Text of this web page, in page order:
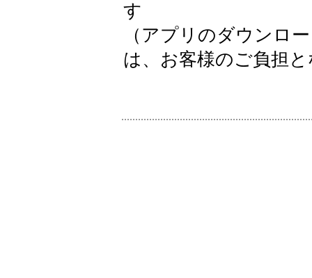
す
（アプリのダウンロ
は、お客様のご負担